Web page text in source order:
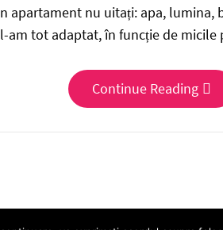
apartament nu uitați: apa,
l-am tot adaptat, în funcție de
Continue Reading